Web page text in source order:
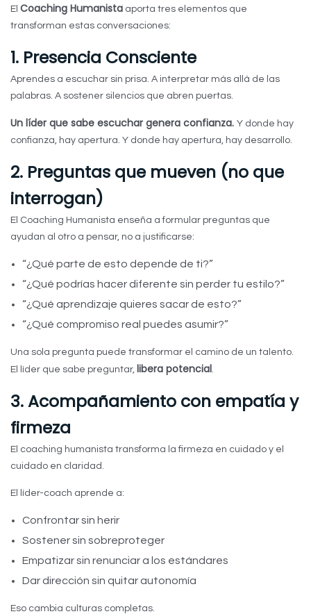
El Coaching Humanista aporta tres elementos que
transforman estas conversaciones:
1. Presencia Consciente
Aprendes a escuchar sin prisa. A interpretar más allá de las
palabras. A sostener silencios que abren puertas.
Un líder que sabe escuchar genera confianza. Y donde hay
confianza, hay apertura. Y donde hay apertura, hay desarrollo.
2. Preguntas que mueven (no que
interrogan)
El Coaching Humanista enseña a formular preguntas que
ayudan al otro a pensar, no a justificarse:
“¿Qué parte de esto depende de ti?”
“¿Qué podrías hacer diferente sin perder tu estilo?”
“¿Qué aprendizaje quieres sacar de esto?”
“¿Qué compromiso real puedes asumir?”
Una sola pregunta puede transformar el camino de un talento.
El líder que sabe preguntar, libera potencial.
3. Acompañamiento con empatía y
firmeza
El coaching humanista transforma la firmeza en cuidado y el
cuidado en claridad.
El líder-coach aprende a:
Confrontar sin herir
Sostener sin sobreproteger
Empatizar sin renunciar a los estándares
Dar dirección sin quitar autonomía
Eso cambia culturas completas.